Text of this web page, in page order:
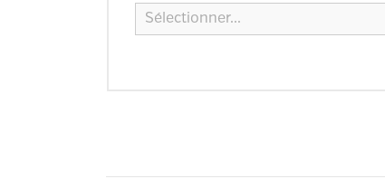
Sélectionner...